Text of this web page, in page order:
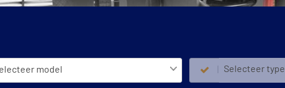
model Selecteer type